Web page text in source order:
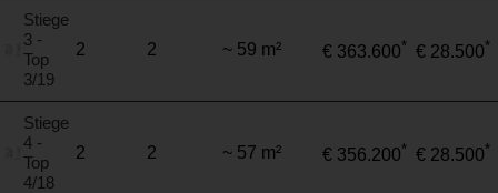
Stiege
3 -
Top
3/19
2 2 ~ 59 m² € 363.600* € 28.500*
Stiege
4 -
Top
4/18
2 2 ~ 57 m² € 356.200* € 28.500*